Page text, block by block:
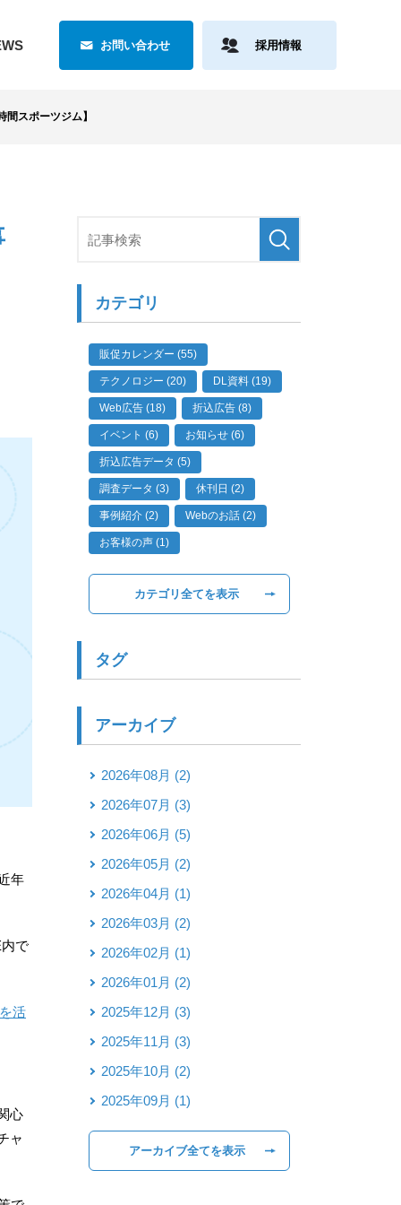
お問い合わせ 採用情報
スポーツジム】
年
内で
活
心
ャ
カテゴリ
販促カレンダー (55)
テクノロジー (20) DL資料 (19)
Web広告 (18) 折込広告 (8)
イベント (6) お知らせ (6)
折込広告データ (5)
調査データ (3) 休刊日 (2)
事例紹介 (2) Webのお話 (2)
お客様の声 (1)
カテゴリ全てを表示
タグ
アーカイブ
2026年08月 (2)
2026年07月 (3)
2026年06月 (5)
2026年05月 (2)
2026年04月 (1)
2026年03月 (2)
2026年02月 (1)
2026年01月 (2)
2025年12月 (3)
2025年11月 (3)
2025年10月 (2)
2025年09月 (1)
アーカイブ全てを表示